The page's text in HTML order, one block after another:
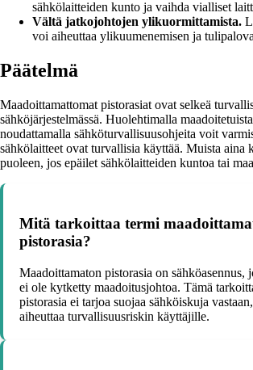
sähkölaitteiden kunto ja vaihda vialliset
Vältä jatkojohtojen ylikuormittamista.
voi aiheuttaa ylikuumenemisen ja
Päätelmä
Maadoittamattomat pistorasiat ovat selkeä
sähköjärjestelmässä. Huolehtimalla
noudattamalla sähköturvallisuusohjeita voit
sähkölaitteet ovat turvallisia käyttää. Muista aina
puoleen, jos epäilet sähkölaitteiden kuntoa tai
Mitä tarkoittaa termi
pistorasia?
Maadoittamaton pistorasia on sähköasennus,
ei ole kytketty maadoitusjohtoa. Tämä
pistorasia ei tarjoa suojaa sähköiskuja
aiheuttaa turvallisuusriskin käyttäjille.